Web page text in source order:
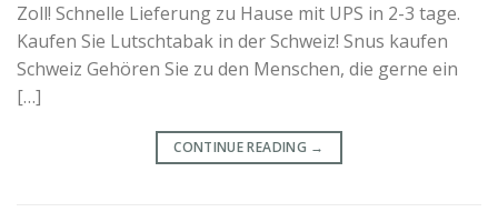
Zoll! Schnelle Lieferung zu Hause mit UPS in 2-3 tage.
Kaufen Sie Lutschtabak in der Schweiz! Snus kaufen
Schweiz Gehören Sie zu den Menschen, die gerne ein
[…]
CONTINUE READING →